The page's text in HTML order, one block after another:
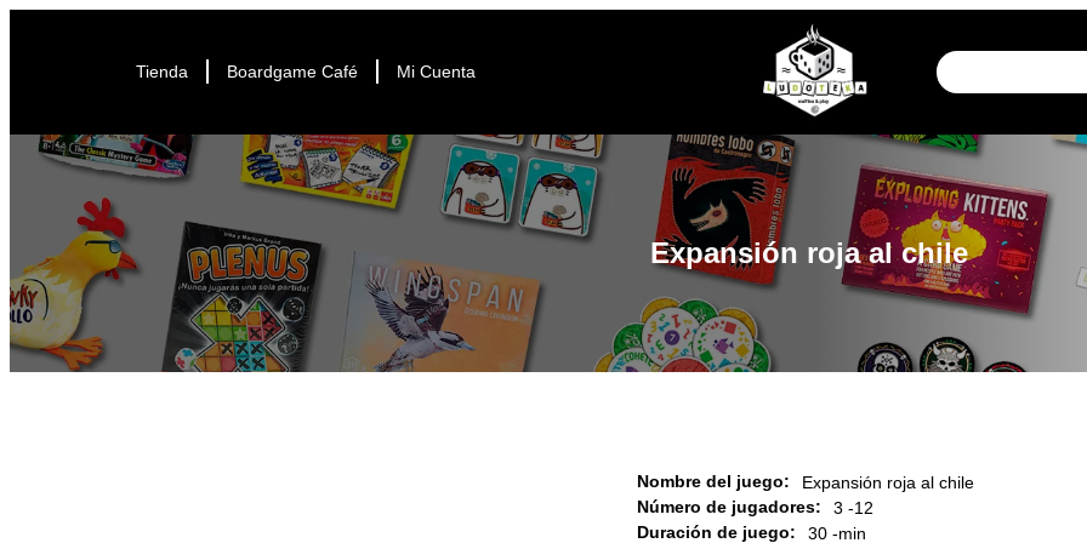
Tienda Boardgame Café Mi Cuenta
Expansión roja al chile
Nombre del juego:
Expansión roja al chile
Número de jugadores:
3 -12
Duración de juego:
30 -min